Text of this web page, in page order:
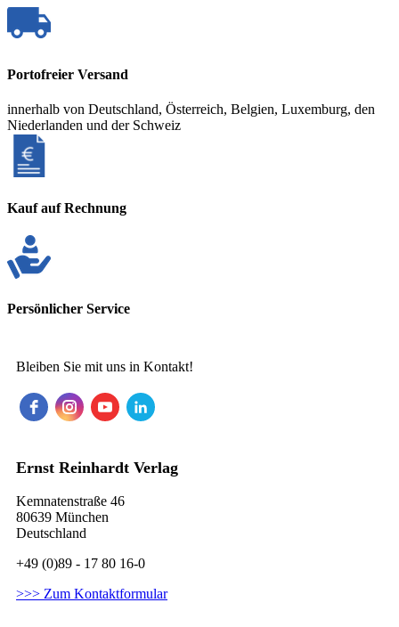
Portofreier Versand
innerhalb von Deutschland, Österreich, Belgien, Luxemburg, den
Niederlanden und der Schweiz
Kauf auf Rechnung
Persönlicher Service
Bleiben Sie mit uns in Kontakt!
Ernst Reinhardt Verlag
Kemnatenstraße 46
80639 München
Deutschland
+49 (0)89 - 17 80 16-0
>>> Zum Kontaktformular